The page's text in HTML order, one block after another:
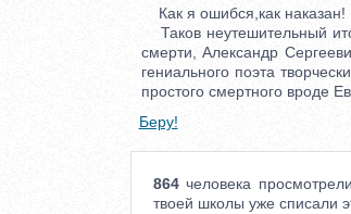
Как я ошибся,как наказан!
Таков неутешительный
смерти, Александр
гениального поэта
простого смертного вроде
Беру!
864человека
твоей школы уже списали